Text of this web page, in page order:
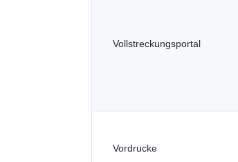
Vollstreckungsportal
Vordrucke